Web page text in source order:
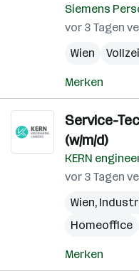
Siemens
vor 3 Tagen
Wien
Merken
Service-
(w/m/d)
KERN
vor 3 Tagen
Wien,
Homeoffice
Merken